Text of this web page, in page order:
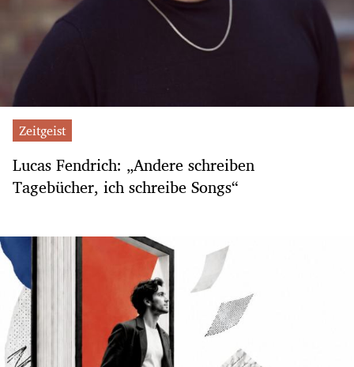
Zeitgeist
Lucas Fendrich: „Andere schreiben
Tagebücher, ich schreibe Songs“